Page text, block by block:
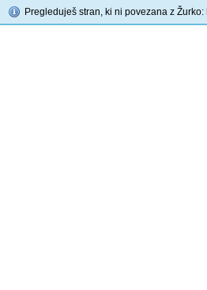
Pregleduješ stran, ki ni povezana z Žurko: